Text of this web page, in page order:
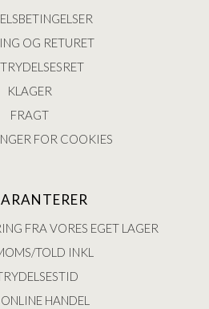
OG RETURET
KLAGER
FRAGT
FOR COOKIES
FRA VORES EGET LAGER
TOLD INKL
HANDEL